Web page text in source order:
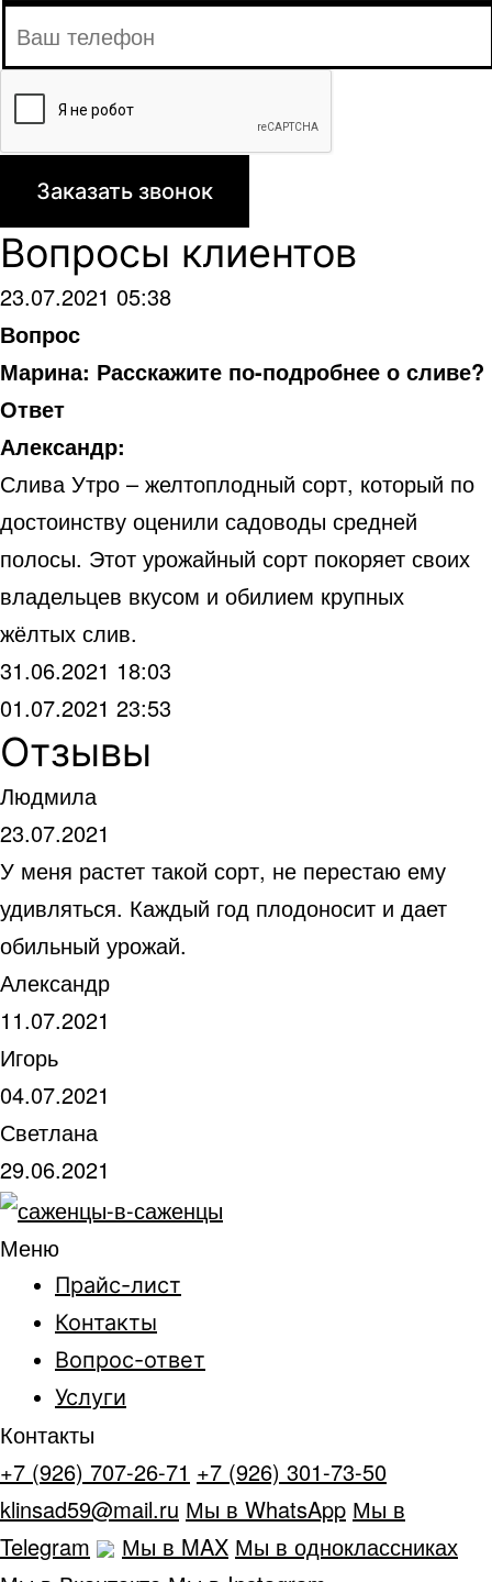
Вопросы клиентов
23.07.2021 05:38
Вопрос
Марина: Расскажите по-подробнее о сливе?
Ответ
Александр:
Слива Утро – желтоплодный сорт, который по
достоинству оценили садоводы средней
полосы. Этот урожайный сорт покоряет своих
владельцев вкусом и обилием крупных
жёлтых слив.
31.06.2021 18:03
01.07.2021 23:53
Отзывы
Людмила
23.07.2021
У меня растет такой сорт, не перестаю ему
удивляться. Каждый год плодоносит и дает
обильный урожай.
Александр
11.07.2021
Игорь
04.07.2021
Светлана
29.06.2021
Меню
Прайс-лист
Контакты
Вопрос-ответ
Услуги
Контакты
+7 (926) 707-26-71 +7 (926) 301-73-50
klinsad59@mail.ru Мы в WhatsApp Мы в
Telegram
Мы в MAX Мы в одноклассниках